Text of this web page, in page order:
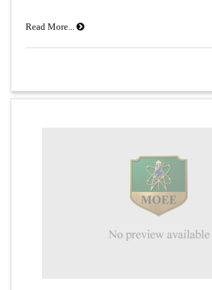
Read More...